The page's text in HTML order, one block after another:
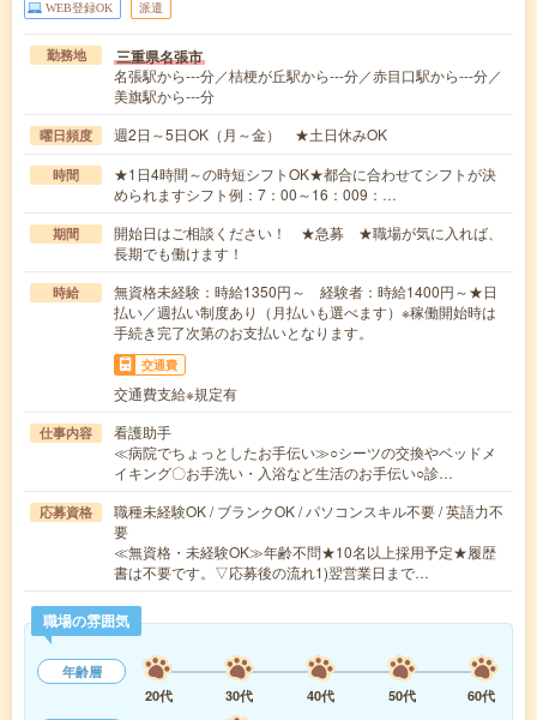
WEB登録OK 派遣
勤務地 三重県名張市
名張駅から---分／桔梗が丘駅から---分／赤目口駅から---分／
美旗駅から---分
曜日頻度 週2日～5日OK（月～金） ★土日休みOK
時間
★1日4時間～の時短シフトOK★都合に合わせてシフトが決
められますシフト例：7：00～16：009：…
期間
開始日はご相談ください！ ★急募 ★職場が気に入れば、
長期でも働けます！
時給
無資格未経験：時給1350円～ 経験者：時給1400円～★日
払い／週払い制度あり（月払いも選べます）※稼働開始時は
手続き完了次第のお支払いとなります。
交通費
交通費支給※規定有
仕事内容
看護助手
≪病院でちょっとしたお手伝い≫○シーツの交換やベッドメ
イキング〇お手洗い・入浴など生活のお手伝い○診…
応募資格
職種未経験OK / ブランクOK / パソコンスキル不要 / 英語力不
要
≪無資格・未経験OK≫年齢不問★10名以上採用予定★履歴
書は不要です。▽応募後の流れ1)翌営業日まで…
職場の雰囲気
年齢層
20代
30代 40代 50代
60代